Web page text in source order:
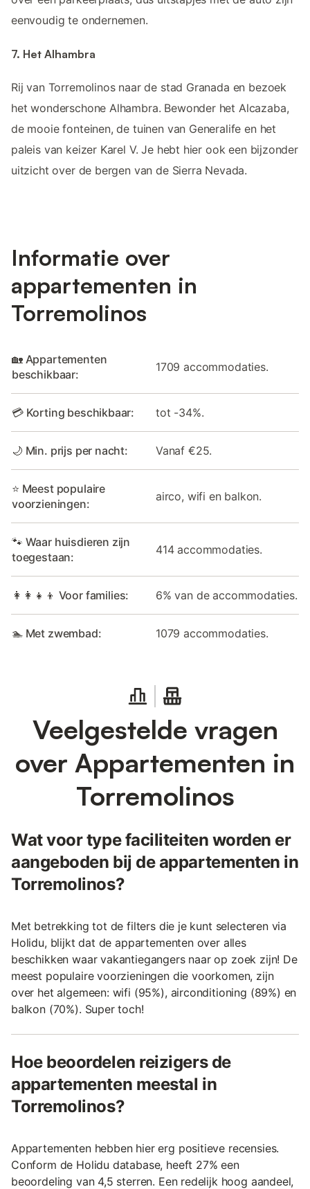
eenvoudig te ondernemen.
7. Het Alhambra
Rij van Torremolinos naar de stad Granada en bezoek
het wonderschone Alhambra. Bewonder het Alcazaba,
de mooie fonteinen, de tuinen van Generalife en het
paleis van keizer Karel V. Je hebt hier ook een bijzonder
uitzicht over de bergen van de Sierra Nevada.
Informatie over
appartementen in
Torremolinos
🏡 Appartementen
beschikbaar:
1709 accommodaties.
💳 Korting beschikbaar: tot -34%.
🌙 Min. prijs per nacht: Vanaf €25.
⭐ Meest populaire
voorzieningen:
airco, wifi en balkon.
🐾 Waar huisdieren zijn
toegestaan:
414 accommodaties.
👩‍👩‍👧‍👦 Voor families: 6% van de accommodaties.
🏊 Met zwembad: 1079 accommodaties.
Veelgestelde vragen
over Appartementen in
Torremolinos
Wat voor type faciliteiten worden er
aangeboden bij de appartementen in
Torremolinos?
Met betrekking tot de filters die je kunt selecteren via
Holidu, blijkt dat de appartementen over alles
beschikken waar vakantiegangers naar op zoek zijn! De
meest populaire voorzieningen die voorkomen, zijn
over het algemeen: wifi (95%), airconditioning (89%) en
balkon (70%). Super toch!
Hoe beoordelen reizigers de
appartementen meestal in
Torremolinos?
Appartementen hebben hier erg positieve recensies.
Conform de Holidu database, heeft 27% een
beoordeling van 4,5 sterren. Een redelijk hoog aandeel,